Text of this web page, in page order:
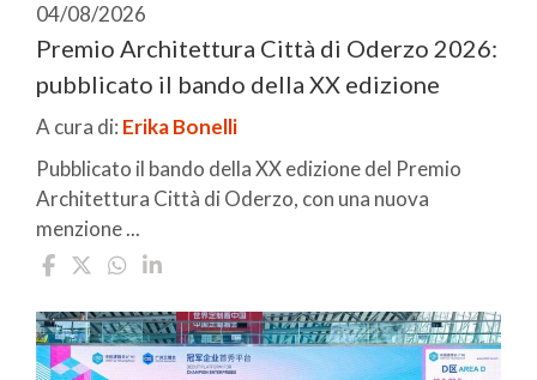
04/08/2026
Premio Architettura Città di Oderzo 2026:
pubblicato il bando della XX edizione
A cura di: Erika Bonelli
Pubblicato il bando della XX edizione del Premio
Architettura Città di Oderzo, con una nuova
menzione ...